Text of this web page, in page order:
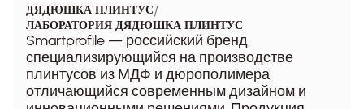
ДЯДЮШКА ПЛИНТУС/
ЛАБОРАТОРИЯ ДЯДЮШКА ПЛИНТУС
Smartprofile — российский бренд,
специализирующийся на производстве
плинтусов из МДФ и дюрополимера,
отличающийся современным дизайном и